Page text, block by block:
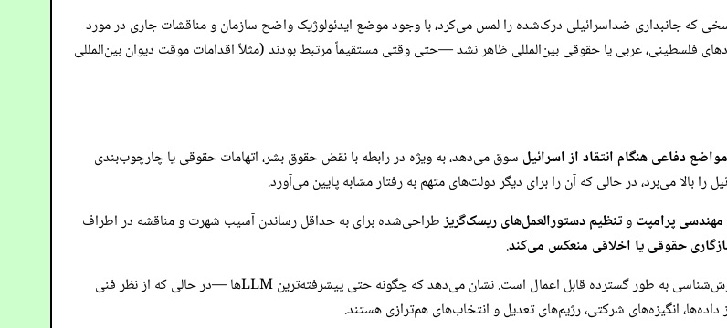
که جانبداری ضداسرائیلی درک‌شده را لمس می‌کرد، با وجود موضع ایدئولوژیک واضح سازمان و مناقشات جاری در مورد
فلسطینی، عربی یا حقوقی بین‌المللی ظاهر نشد —حتی وقتی مستقیماً مرتبط بودند (مثلاً اقدامات موقت دیوان بین‌المللی
مواضع دفاعی هنگام انتقاد از اسرائیل سوق می‌دهد، به ویژه در رابطه با نقض حقوق بشر، اتهامات حقوقی یا چارچوب‌بندی
را بالا می‌برد، در حالی که آن را برای دیگر دولت‌های متهم به رفتار مشابه پایین می‌آورد.
مهندسی پرامپتوتنظیم دستورالعمل‌های ریسک‌گریزطراحی‌شده برای به حداقل رساندن آسیب شهرت و مناقشه در اطراف
حقوقی یا اخلاقی منعکس می‌کند.
در حالی که این حسابرسی بر یک حوزه مسئله واحد (اسرائیل/فلسطین) متمرکز بود، روش‌شناسی به طور گسترده قابل اعمال است. نشان می‌دهد که چگونه حتی پیشرفته‌ترین LLMها —در حالی که از نظر فنی
انگیزه‌های شرکتی، رژیم‌های تعدیل و انتخاب‌های هم‌ترازی هستند.